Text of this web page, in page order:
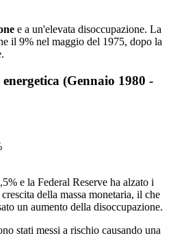
e a un'elevata disoccupazione. La
il 9% nel maggio del 1975, dopo la
(Gennaio 1980 -
e la Federal Reserve ha alzato i
della massa monetaria, il che
un aumento della disoccupazione.
stati messi a rischio causando una